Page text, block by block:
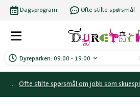
Dyreparken: 09:00 - 19:00
Dagsprogram Ofte stilte spørsmål
Ofte stilte spørsmål om jobb som